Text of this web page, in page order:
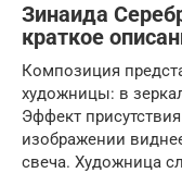
Зинаида
краткое
Композиция
художницы: в
Эффект
изображении
свеча. Художница